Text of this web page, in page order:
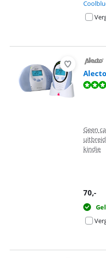
Alecto
Beoordeling is 8,8 van de 10,
Geen
kindje
70,-